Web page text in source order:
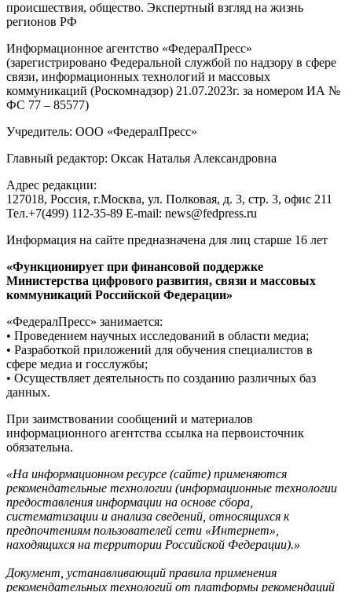
происшествия, общество. Экспертный взгляд на жизнь
регионов РФ
Информационное агентство «ФедералПресс»
(зарегистрировано Федеральной службой по надзору в сфере
связи, информационных технологий и массовых
коммуникаций (Роскомнадзор) 21.07.2023г. за номером ИА №
ФС 77 – 85577)
Учредитель: ООО «ФедералПресс»
Главный редактор: Оксак Наталья Александровна
Адрес редакции:
127018, Россия, г.Москва, ул. Полковая, д. 3, стр. 3, офис 211
Тел.+7(499) 112-35-89 E-mail: news@fedpress.ru
Информация на сайте предназначена для лиц старше 16 лет
«Функционирует при финансовой поддержке
Министерства цифрового развития, связи и массовых
коммуникаций Российской Федерации»
«ФедералПресс» занимается:
• Проведением научных исследований в области медиа;
• Разработкой приложений для обучения специалистов в
сфере медиа и госслужбы;
• Осуществляет деятельность по созданию различных баз
данных.
При заимствовании сообщений и материалов
информационного агентства ссылка на первоисточник
обязательна.
«На информационном ресурсе (сайте) применяются
рекомендательные технологии (информационные технологии
предоставления информации на основе сбора,
систематизации и анализа сведений, относящихся к
предпочтениям пользователей сети «Интернет»,
находящихся на территории Российской Федерации).»
Документ, устанавливающий правила применения
рекомендательных технологий от платформы рекомендаций